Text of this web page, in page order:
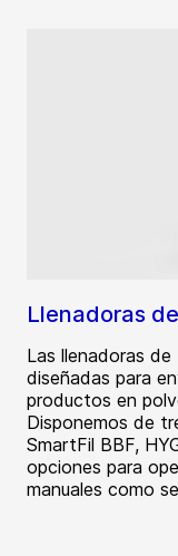
Llenadoras
Las llenadoras
diseñadas para
productos en
Disponemos de
SmartFil BBF,
opciones para
manuales como